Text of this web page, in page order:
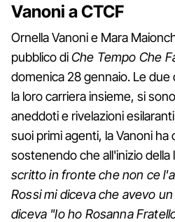
Vanoni a CTCF
Ornella Vanoni e Mara
pubblico diChe Tempo Che
domenica 28 gennaio. Le
la loro carriera insieme, si
aneddoti e rivelazioni
suoi primi agenti, la Vanoni ha
sostenendo che all'inizio della
scritto in fronte che non ce
Rossi mi diceva che avevo
diceva "Io ho Rosanna